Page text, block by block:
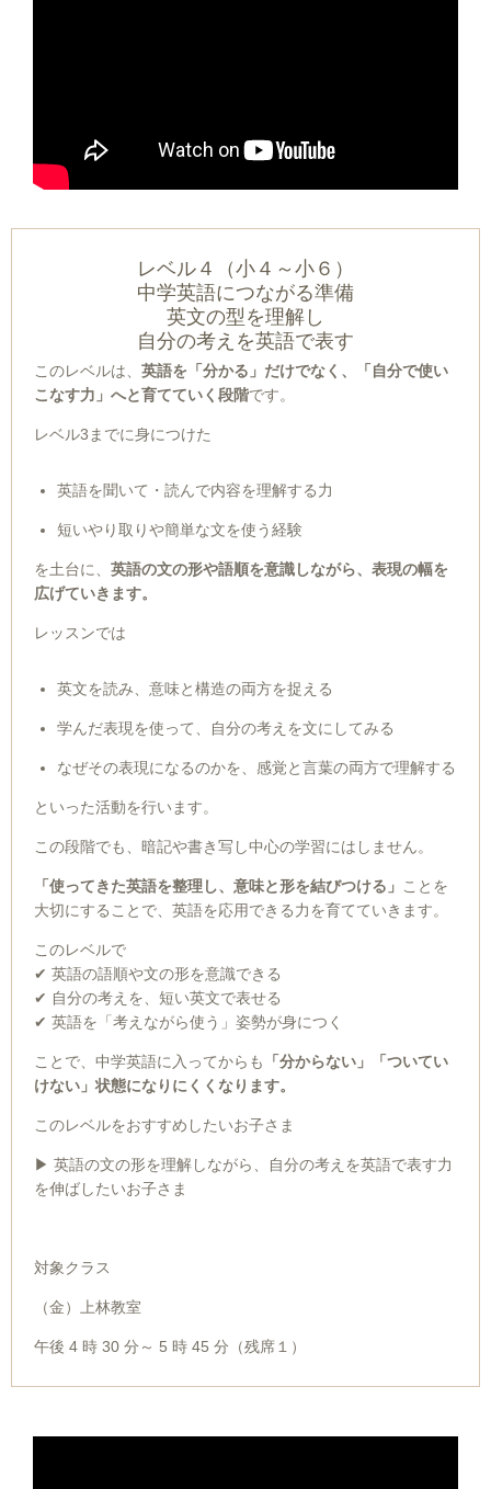
レベル４（小４～小６）
中学英語につながる準備
英文の型を理解し
自分の考えを英語で表す
このレベルは、 英語を「分かる」だけでなく、「自分で使い
こなす力」へと育てていく段階です。
レベル3までに身につけた
英語を聞いて・読んで内容を理解する力
短いやり取りや簡単な文を使う経験
を土台に、 英語の文の形や語順を意識しながら、表現の幅を
広げていきます。
レッスンでは
英文を読み、意味と構造の両方を捉える
学んだ表現を使って、自分の考えを文にしてみる
なぜその表現になるのかを、感覚と言葉の両方で理解する
といった活動を行います。
この段階でも、暗記や書き写し中心の学習にはしません。
「使ってきた英語を整理し、意味と形を結びつける」 ことを
大切にすることで、英語を応用できる力を育てていきます。
このレベルで
✔ 英語の語順や文の形を意識できる
✔ 自分の考えを、短い英文で表せる
✔ 英語を「考えながら使う」姿勢が身につく
ことで、中学英語に入ってからも
「分からない」「ついてい
けない」状態になりにくくなります。
このレベルをおすすめしたいお子さま
▶ 英語の文の形を理解しながら、自分の考えを英語で表す力
を伸ばしたいお子さま
対象クラス
（金）上林教室
午後 4 時 30 分～ 5 時 45 分（残席１）